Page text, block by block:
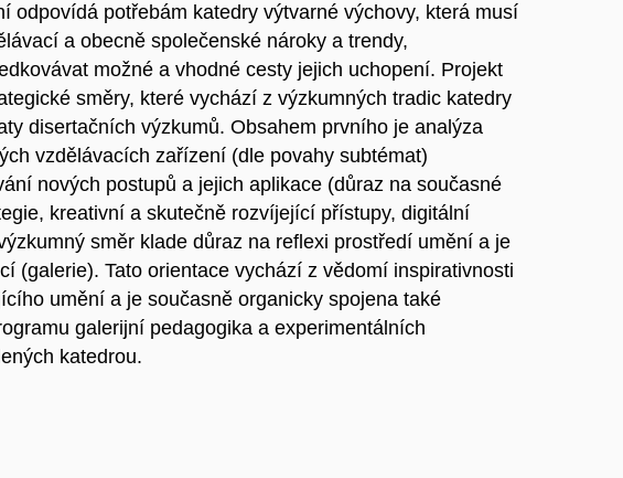
odpovídá potřebám katedry výtvarné výchovy, která musí
a obecně společenské nároky a trendy,
možné a vhodné cesty jejich uchopení. Projekt
směry, které vychází z výzkumných tradic katedry
disertačních výzkumů. Obsahem prvního je analýza
vzdělávacích zařízení (dle povahy subtémat)
nových postupů a jejich aplikace (důraz na současné
kreativní a skutečně rozvíjející přístupy, digitální
směr klade důraz na reflexi prostředí umění a je
(galerie). Tato orientace vychází z vědomí inspirativnosti
umění a je současně organicky spojena také
galerijní pedagogika a experimentálních
katedrou.